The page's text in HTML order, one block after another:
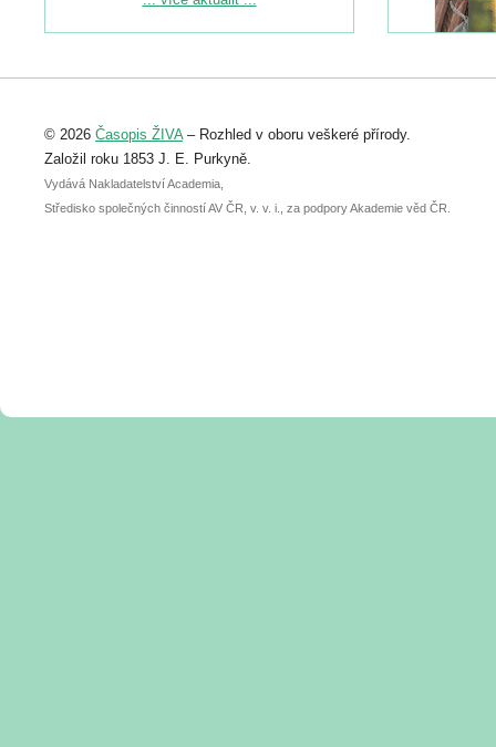
Registrovat se můžete do 6. září.
abstraktu přihlášené přednášky nebo
posteru je už 30. června.
© 2026 Časopis ŽIVA– Rozhled v oboru veškeré přírody.
Založil roku 1853 J. E. Purkyně.
Vydává Nakladatelství Academia,
Středisko společných činností AV ČR, v. v. i., za podpory Akademie věd ČR.